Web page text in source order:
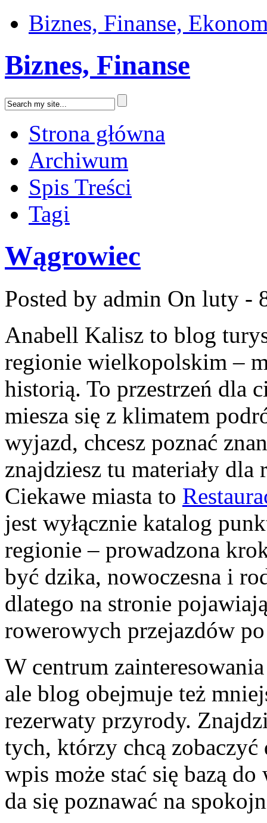
Biznes, Finanse,
Biznes, Finanse
Strona główna
Archiwum
Spis Treści
Tagi
Wągrowiec
Posted by admin On luty -
Anabell Kalisz to blog
regionie wielkopolskim –
historią. To przestrzeń dla
miesza się z klimatem
wyjazd, chcesz poznać
znajdziesz tu materiały
Ciekawe miasta to
jest wyłącznie katalog
regionie – prowadzona
być dzika, nowoczesna i
dlatego na stronie
rowerowych przejazdów po
W centrum
ale blog obejmuje też
rezerwaty przyrody.
tych, którzy chcą
wpis może stać się bazą
da się poznawać na